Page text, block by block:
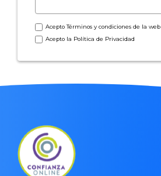
AceptoTérminos y condicionesde la web
Acepto la Política de Privacidad